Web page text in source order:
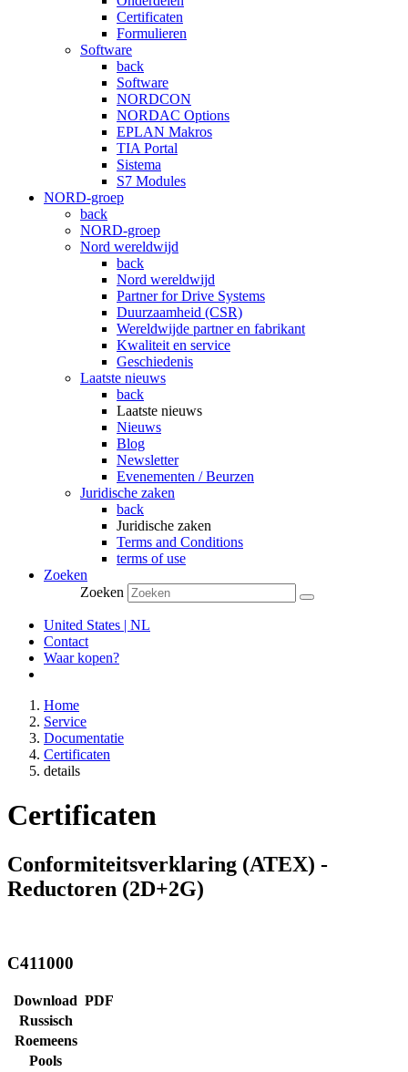
Certificaten
Formulieren
Software
back
Software
NORDCON
NORDAC Options
EPLAN Makros
TIA Portal
Sistema
S7 Modules
NORD-groep
back
NORD-groep
Nord wereldwijd
back
Nord wereldwijd
Partner for Drive Systems
Duurzaamheid (CSR)
Wereldwijde partner en fabrikant
Kwaliteit en service
Geschiedenis
Laatste nieuws
back
Laatste nieuws
Nieuws
Blog
Newsletter
Evenementen / Beurzen
Juridische zaken
back
Juridische zaken
Terms and Conditions
terms of use
Zoeken
Zoeken
United States | NL
Contact
Waar kopen?
Home
Service
Documentatie
Certificaten
details
Certificaten
Conformiteitsverklaring (ATEX) -
Reductoren (2D+2G)
C411000
Download PDF
Russisch
Roemeens
Pools